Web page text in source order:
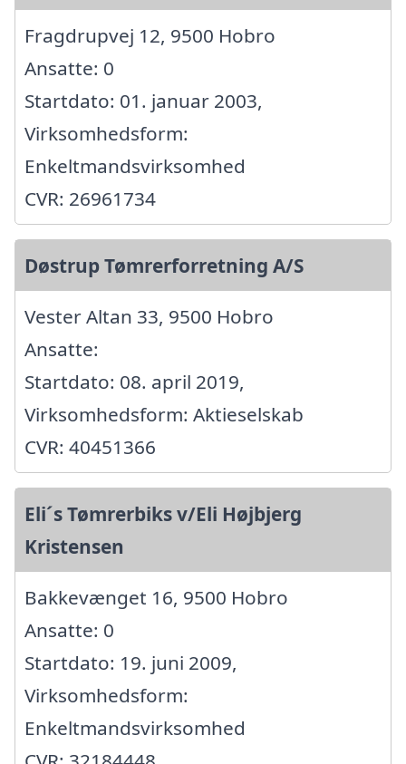
Fragdrupvej 12, 9500 Hobro
Ansatte: 0
Startdato: 01. januar 2003,
Virksomhedsform:
Enkeltmandsvirksomhed
CVR: 26961734
Døstrup Tømrerforretning A/S
Vester Altan 33, 9500 Hobro
Ansatte:
Startdato: 08. april 2019,
Virksomhedsform: Aktieselskab
CVR: 40451366
Eli´s Tømrerbiks v/Eli Højbjerg
Kristensen
Bakkevænget 16, 9500 Hobro
Ansatte: 0
Startdato: 19. juni 2009,
Virksomhedsform:
Enkeltmandsvirksomhed